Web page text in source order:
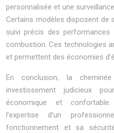
personnalisée et une
Certains modèles disposent de
suivi précis des
combustion. Ces technologies
et permettent des économies
En conclusion, la
investissement judicieux
économique et
l’expertise d’un
fonctionnement et sa